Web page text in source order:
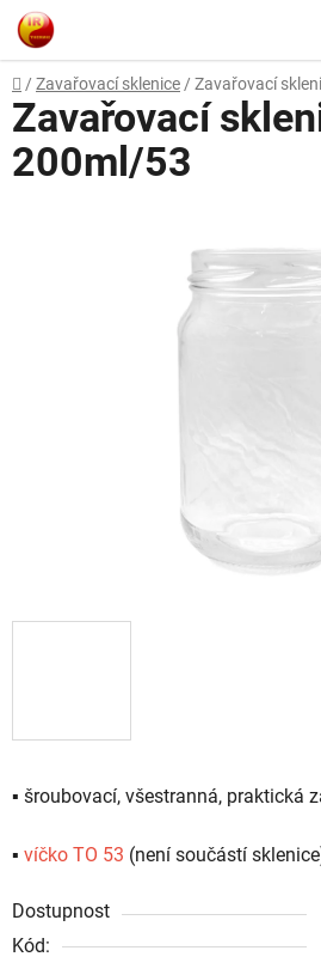
Přejít
na
obsah
Domů
/ Zavařovací sklenice / Zavařovací
▪️ šroubovací, všestranná, praktická
▪️ víčko TO 53 (není součástí
Dostupnost
Kód:
Zavařovací
200ml/53